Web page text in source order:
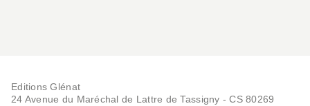
Editions Glénat
24 Avenue du Maréchal de Lattre de Tassigny - CS 80269